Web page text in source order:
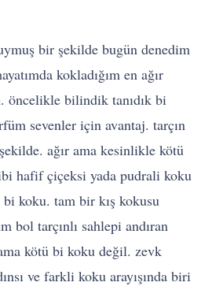
bir şekilde bugün denedim
kokladığım en ağır
öncelikle bilindik tanıdık bi
sevenler için avantaj. tarçın
ağır ama kesinlikle kötü
hafif çiçeksi yada pudrali koku
koku. tam bir kış kokusu
bol tarçınlı sahlepi andıran
kötü bi koku değil. zevk
ve farkli koku arayışında biri